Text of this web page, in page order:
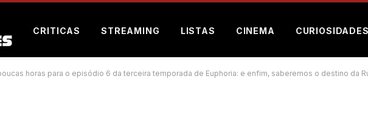
CRITICAS STREAMING LISTAS CINEMA
horas para o episódio 6 da terceira temporada de Euphoria: e enfim, saberemos o destino da